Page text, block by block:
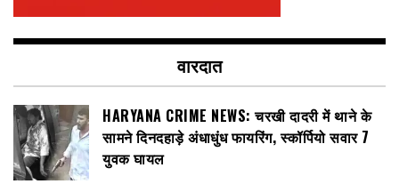
वारदात
HARYANA CRIME NEWS: चरखी दादरी में थाने के
सामने दिनदहाड़े अंधाधुंध फायरिंग, स्कॉर्पियो सवार 7
युवक घायल